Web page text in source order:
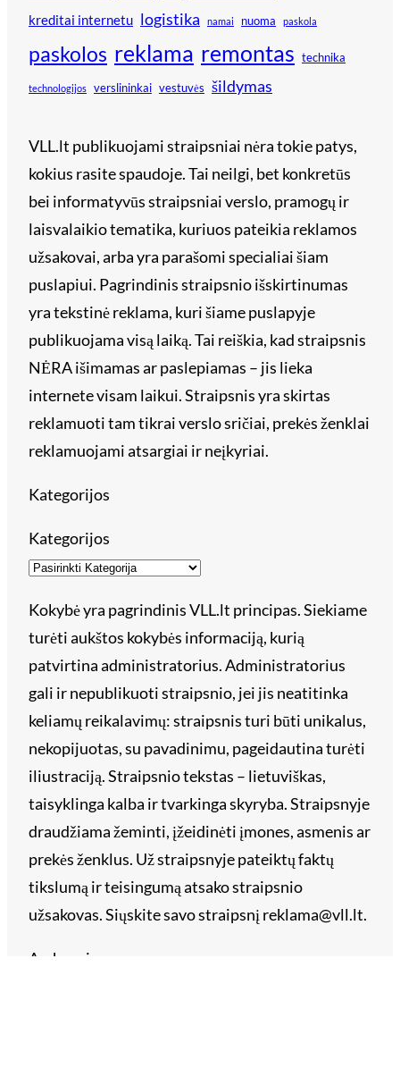
kreditai internetu logistika namai nuoma paskola
paskolos reklama remontas technika
technologijos verslininkai vestuvės šildymas
VLL.lt publikuojami straipsniai nėra tokie patys,
kokius rasite spaudoje. Tai neilgi, bet konkretūs
bei informatyvūs straipsniai verslo, pramogų ir
laisvalaikio tematika, kuriuos pateikia reklamos
užsakovai, arba yra parašomi specialiai šiam
puslapiui. Pagrindinis straipsnio išskirtinumas
yra tekstinė reklama, kuri šiame puslapyje
publikuojama visą laiką. Tai reiškia, kad straipsnis
NĖRA išimamas ar paslepiamas – jis lieka
internete visam laikui. Straipsnis yra skirtas
reklamuoti tam tikrai verslo sričiai, prekės ženklai
reklamuojami atsargiai ir neįkyriai.
Kategorijos
Kategorijos
Kokybė yra pagrindinis VLL.lt principas. Siekiame
turėti aukštos kokybės informaciją, kurią
patvirtina administratorius. Administratorius
gali ir nepublikuoti straipsnio, jei jis neatitinka
keliamų reikalavimų: straipsnis turi būti unikalus,
nekopijuotas, su pavadinimu, pageidautina turėti
iliustraciją. Straipsnio tekstas – lietuviškas,
taisyklinga kalba ir tvarkinga skyryba. Straipsnyje
draudžiama žeminti, įžeidinėti įmones, asmenis ar
prekės ženklus. Už straipsnyje pateiktų faktų
tikslumą ir teisingumą atsako straipsnio
užsakovas. Siųskite savo straipsnį reklama@vll.lt.
Archyvai